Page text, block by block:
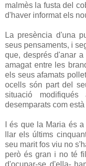
malmès la fusta del
d'haver informat els
La presència d'una
seus pensaments, i
que, després d'anar
amagat entre les
els seus afamats
ocells són part del
situació
desemparats com està
I és que la Maria és
llar els últims
seu marit fos viu no
però és gran i no té
d'ocupar-se d'ella-